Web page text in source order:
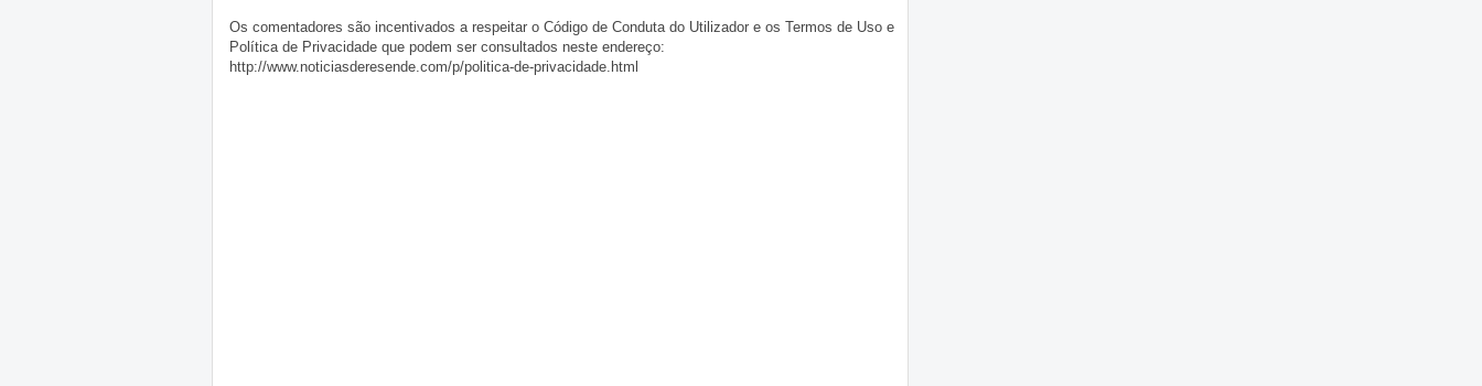
Os comentadores são incentivados a respeitar o Código de Conduta do Utilizador e os Termos de Uso e
Política de Privacidade que podem ser consultados neste endereço:
http://www.noticiasderesende.com/p/politica-de-privacidade.html